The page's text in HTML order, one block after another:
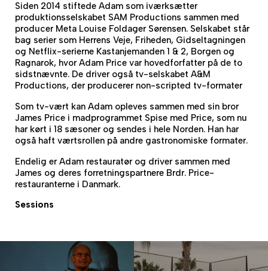
Siden 2014 stiftede Adam som iværksætter
produktionsselskabet SAM Productions sammen med
producer Meta Louise Foldager Sørensen. Selskabet står
bag serier som Herrens Veje, Friheden, Gidseltagningen
og Netflix-serierne Kastanjemanden 1 & 2, Borgen og
Ragnarok, hvor Adam Price var hovedforfatter på de to
sidstnævnte. De driver også tv-selskabet A&M
Productions, der producerer non-scripted tv-formater
Som tv-vært kan Adam opleves sammen med sin bror
James Price i madprogrammet Spise med Price, som nu
har kørt i 18 sæsoner og sendes i hele Norden. Han har
også haft værtsrollen på andre gastronomiske formater.
Endelig er Adam restauratør og driver sammen med
James og deres forretningspartnere Brdr. Price-
restauranterne i Danmark.
Sessions